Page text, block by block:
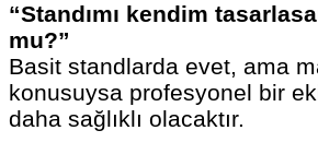
“Standımı kendim
mu?”
Basit standlarda evet, ama
konusuysa profesyonel bir
daha sağlıklı olacaktır.